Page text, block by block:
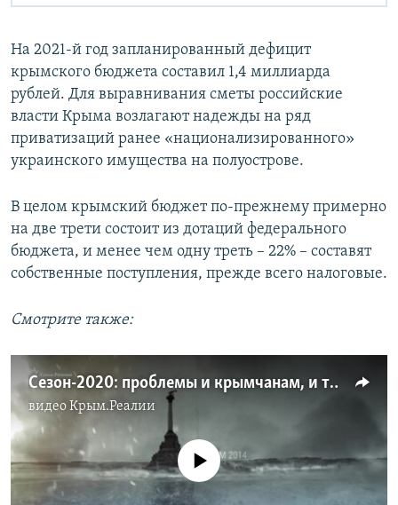
На 2021-й год запланированный дефицит
крымского бюджета составил 1,4 миллиарда
рублей. Для выравнивания сметы российские
власти Крыма возлагают надежды на ряд
приватизаций ранее «национализированного»
украинского имущества на полуострове.
В целом крымский бюджет по-прежнему примерно
на две трети состоит из дотаций федерального
бюджета, и менее чем одну треть – 22% – составят
собственные поступления, прежде всего налоговые.
Смотрите также:
Сезон-2020: проблемы и крымчанам, и туристам | Крым.Реалии ТВ (видео)
видеоКрым.Реалии
No media source currently available